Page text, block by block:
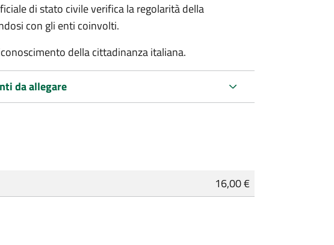
di stato civile verifica la regolarità della
con gli enti coinvolti.
della cittadinanza italiana.
da allegare
16,00 €